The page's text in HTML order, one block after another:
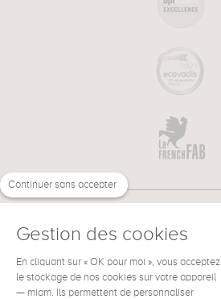
BESOIN D'AIDE ?
Continuer sans accepter
Gestion des cookies
En cliquant sur « OK pour moi », vous acceptez
le stockage de nos cookies sur votre appareil
— miam. Ils permettent de personnaliser